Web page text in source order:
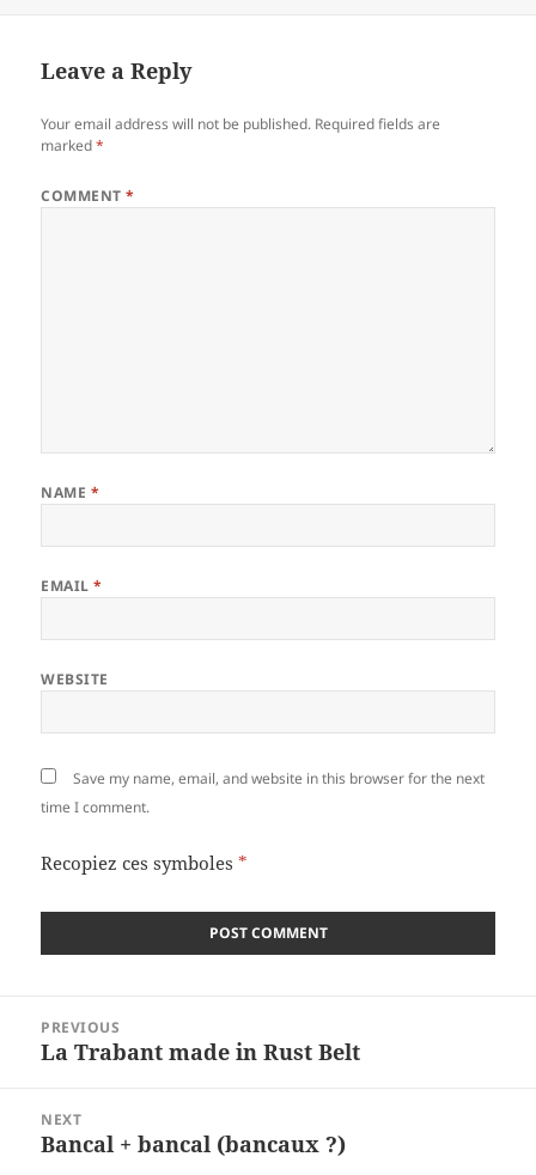
Leave a Reply
Your email address will not be published. Required fields are
marked*
COMMENT*
NAME *
EMAIL*
WEBSITE
Save my name, email, and website in this browser for the next
time I comment.
Recopiez ces symboles *
navigation
PREVIOUS
Previous
La Trabant made in Rust Belt
NEXT
Next
Bancal + bancal (bancaux ?)